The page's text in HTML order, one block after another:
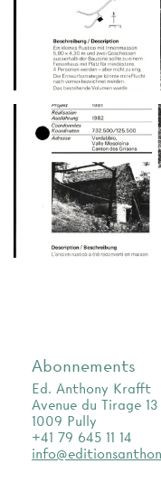
Abonnements
Ed. Anthony Krafft
Avenue du Tirage 13
1009 Pully
+41 79 645 11 14